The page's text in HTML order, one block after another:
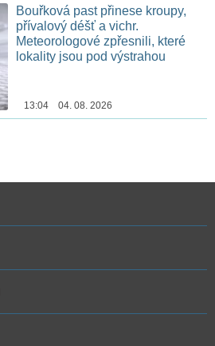
Bouřková past přinese kroupy,
přívalový déšť a vichr.
Meteorologové zpřesnili, které
lokality jsou pod výstrahou
13:04 04. 08. 2026